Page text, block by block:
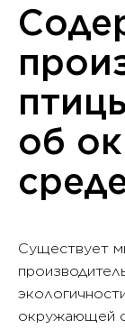
об
Существует
окружающей